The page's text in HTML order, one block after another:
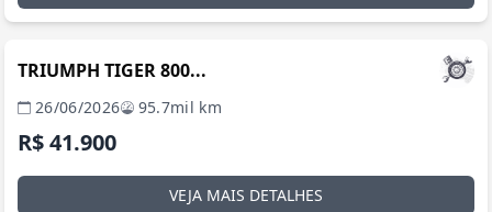
TRIUMPH TIGER 800...
26/06/2026 95.7mil km
R$ 41.900
VEJA MAIS DETALHES